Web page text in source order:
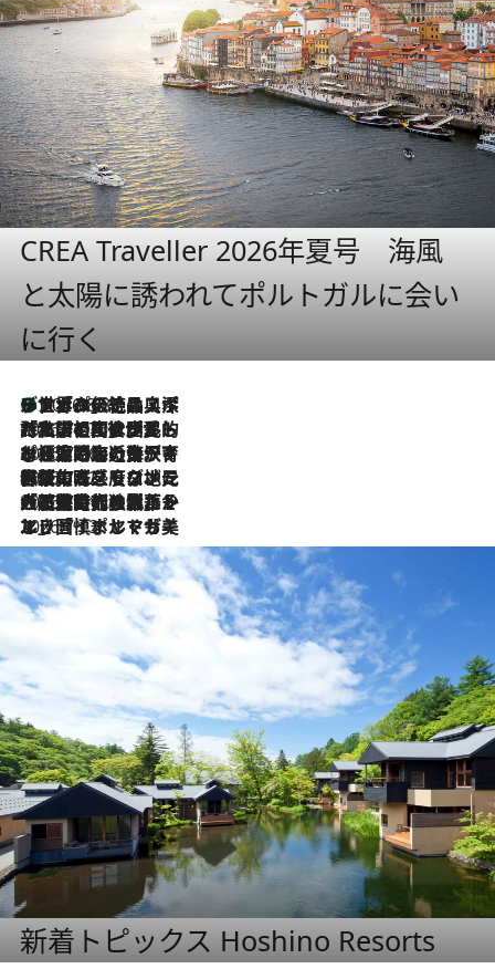
CREA Traveller 2026年夏号 海風
と太陽に誘われてポルトガルに会い
に行く
2026.8.8
リスボンの絶品スイーツ「パステル・デ・ナタ」とは？ポルトガル伝統の奥深い世界へ
2026.7.27
「私の祖国はポルトガル語です」国民的詩人フェルナンド・ペソアと、彼が愛した文学の街を歩く
2026.7.26
ポルトガル近海が育む極上の海の幸。キリリと冷えた白ワインと愉しむ、シーフード専門店の贅沢
2026.7.22
伝統の味をモダンに昇華。高感度な地元客が集う、リスボンの最旬ガストロノミー
2026.7.21
大航海時代の栄華から、震災、独裁、そして革命へ。ポルトガル・首都リスボンの石畳に刻まれた「歴史の光と影」
2026.7.13
エッセイ・ヤマザキマリ「慎ましくも美しき国 ポルトガル」
新着トピックス Hoshino Resorts